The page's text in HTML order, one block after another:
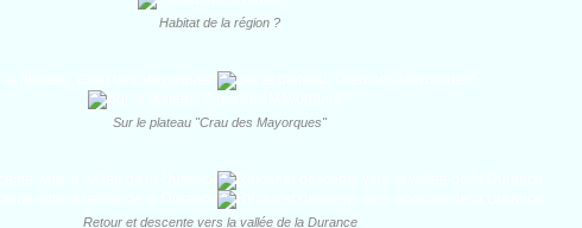
Habitat de la région ?
Sur le plateau "Crau des Mayorques"
Retour et descente vers la vallée de la Durance